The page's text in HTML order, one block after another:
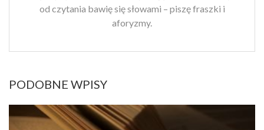
od czytania bawię się słowami – piszę fraszki i
aforyzmy.
PODOBNE WPISY